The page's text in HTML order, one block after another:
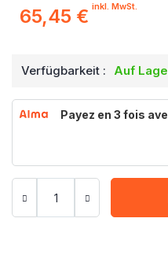
65,45 € inkl. MwSt.
Verfügbarkeit : Auf
Payez en 3 fois